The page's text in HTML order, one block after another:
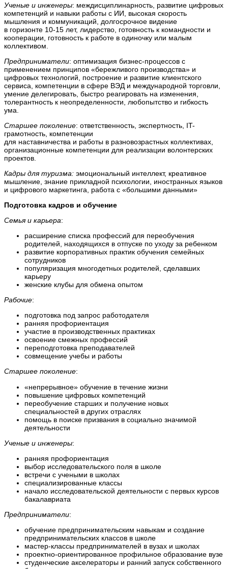
Ученые и инженеры: междисциплинарность, развитие цифровых
компетенций и навыки работы с ИИ, высокая скорость
мышления и коммуникаций, долгосрочное видение
в горизонте 10-15 лет, лидерство, готовность к командности и
кооперации, готовность к работе в одиночку или малым
коллективом.
Предприниматели: оптимизация бизнес-процессов с
применением принципов «бережливого производства» и
цифровых технологий, построение и развитие клиентского
сервиса, компетенции в сфере ВЭД и международной торговли,
умение делегировать, быстро реагировать на изменения,
толерантность к неопределенности, любопытство и гибкость
ума.
Старшее поколение: ответственность, экспертность, IT-
грамотность, компетенции
для наставничества и работы в разновозрастных коллективах,
организационные компетенции для реализации волонтерских
проектов.
Кадры для туризма: эмоциональный интеллект, креативное
мышление, знание прикладной психологии, иностранных языков
и цифрового маркетинга, работа с «большими данными»
Подготовка кадров и обучение
Семья и карьера:
расширение списка профессий для переобучения
родителей, находящихся в отпуске по уходу за ребенком
развитие корпоративных практик обучения семейных
сотрудников
популяризация многодетных родителей, сделавших
карьеру
женские клубы для обмена опытом
Рабочие:
подготовка под запрос работодателя
ранняя профориентация
участие в производственных практиках
освоение смежных профессий
переподготовка преподавателей
совмещение учебы и работы
Старшее поколение:
«непрерывное» обучение в течение жизни
повышение цифровых компетенций
переобучение старших и получение новых
специальностей в других отраслях
помощь в поиске призвания в социально значимой
деятельности
Ученые и инженеры:
ранняя профориентация
выбор исследовательского поля в школе
встречи с учеными в школах
специализированные классы
начало исследовательской деятельности с первых курсов
бакалавриата
Предприниматели:
обучение предпринимательским навыкам и создание
предпринимательских классов в школе
мастер-классы предпринимателей в вузах и школах
проектно-ориентированное профильное образование вузе
студенческие акселераторы и ранний запуск собственного